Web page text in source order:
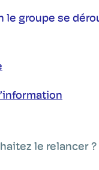
le groupe se
le relancer